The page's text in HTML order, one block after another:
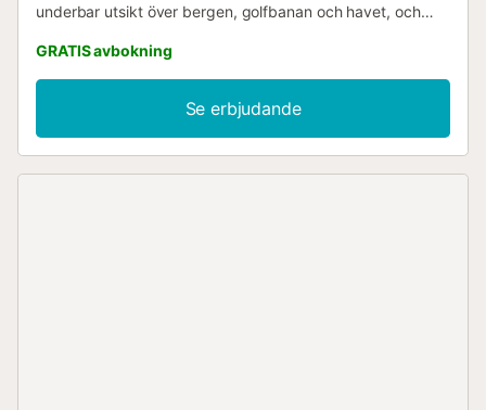
underbar utsikt över bergen, golfbanan och havet, och
sydvästra Gran Canaria, som har ett av de bästa klimaten i
världen. Fullt utrustad fristående villa med trädgård,
terrass och privat pool, belägen vid foten av golfbanan i
det privata resorthotellet Tauro Golf och omgiven av natur,
med underbar utsikt över bergen, golfbanan och havet,
GRATIS avbokning
Se erbjudande